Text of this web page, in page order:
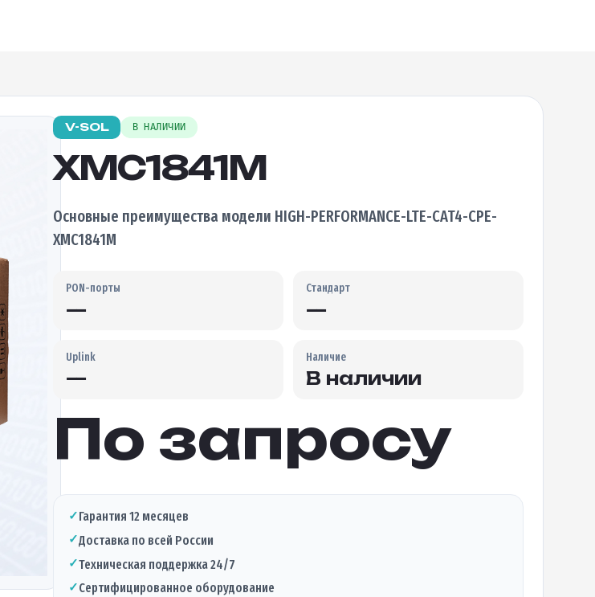
V-SOL В НАЛИЧИИ
XMC1841M
Основные преимущества модели HIGH-PERFORMANCE-LTE-CAT4-CPE-
XMC1841M
PON-порты
—
Стандарт
—
Uplink
—
Наличие
В наличии
По запросу
✓Гарантия 12 месяцев
✓Доставка по всей России
✓Техническая поддержка 24/7
✓Сертифицированное оборудование